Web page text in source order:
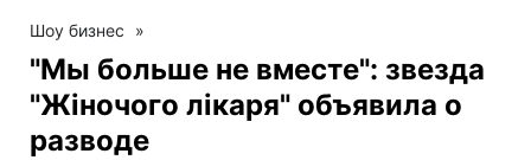
Шоу бизнес »
"Мы больше не вместе": звезда
"Жіночого лікаря" объявила о
разводе